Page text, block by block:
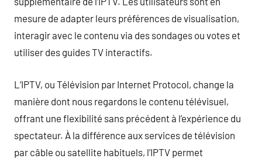
mesure de adapter leurs préférences de visualisation,
interagir avec le contenu via des sondages ou votes et
utiliser des guides TV interactifs.
L’IPTV, ou Télévision par Internet Protocol, change la
manière dont nous regardons le contenu télévisuel,
offrant une flexibilité sans précédent à l’expérience du
spectateur. À la différence aux services de télévision
par câble ou satellite habituels, l’IPTV permet